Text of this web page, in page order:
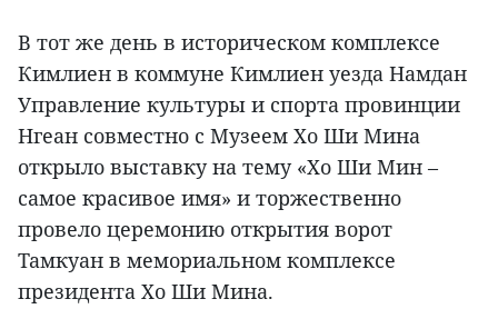
В тот же день в историческом комплексе
Кимлиен в коммуне Кимлиен уезда Намдан
Управление культуры и спорта провинции
Нгеан совместно с Музеем Хо Ши Мина
открыло выставку на тему «Хо Ши Мин –
самое красивое имя» и торжественно
провело церемонию открытия ворот
Тамкуан в мемориальном комплексе
президента Хо Ши Мина.